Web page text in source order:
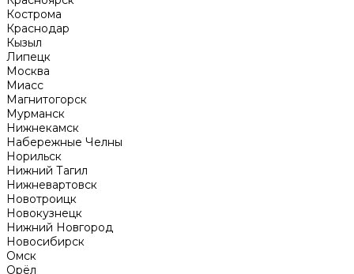
Кострома
Краснодар
Кызыл
Липецк
Москва
Миасс
Магнитогорск
Мурманск
Нижнекамск
Набережные Челны
Норильск
Нижний Тагил
Нижневартовск
Новотроицк
Новокузнецк
Нижний Новгород
Новосибирск
Омск
Орёл